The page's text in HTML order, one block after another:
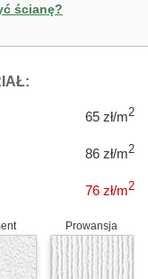
ścianę?
65 zł/m2
86 zł/m2
76 zł/m2
Prowansja